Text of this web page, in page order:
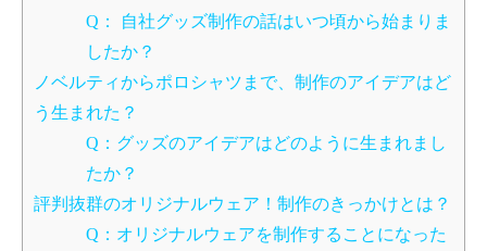
Q： 自社グッズ制作の話はいつ頃から始まりま
したか？
ノベルティからポロシャツまで、制作のアイデアはど
う生まれた？
Q：グッズのアイデアはどのように生まれまし
たか？
評判抜群のオリジナルウェア！制作のきっかけとは？
Q：オリジナルウェアを制作することになった